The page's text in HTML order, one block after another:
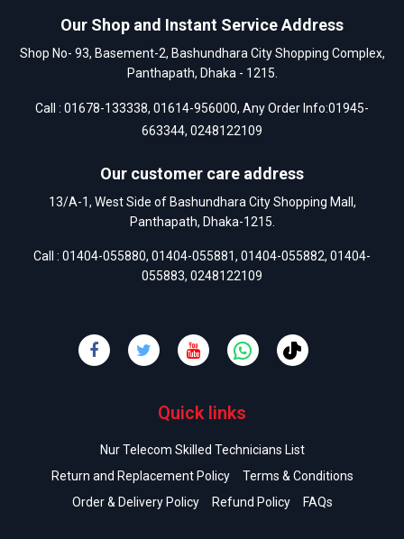
Our Shop and Instant Service Address
Shop No- 93, Basement-2, Bashundhara City Shopping Complex,
Panthapath, Dhaka - 1215.
Call : 01678-133338, 01614-956000, Any Order Info:01945-
663344, 0248122109
Our customer care address
13/A-1, West Side of Bashundhara City Shopping Mall,
Panthapath, Dhaka-1215.
Call : 01404-055880, 01404-055881, 01404-055882, 01404-
055883, 0248122109
Quick links
Nur Telecom Skilled Technicians List
Return and Replacement Policy
Terms & Conditions
Order & Delivery Policy
Refund Policy FAQs